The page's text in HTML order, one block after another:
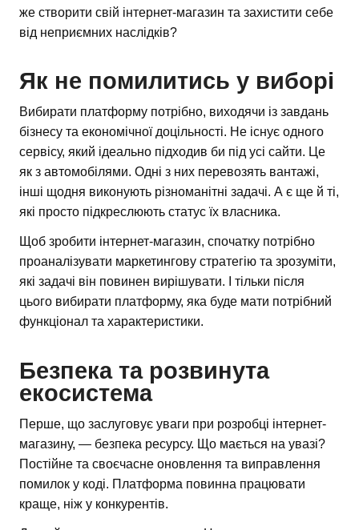
же створити свій інтернет-магазин та захистити себе
від неприємних наслідків?
Як не помилитись у виборі
Вибирати платформу потрібно, виходячи із завдань
бізнесу та економічної доцільності. Не існує одного
сервісу, який ідеально підходив би під усі сайти. Це
як з автомобілями. Одні з них перевозять вантажі,
інші щодня виконують різноманітні задачі. А є ще й ті,
які просто підкреслюють статус їх власника.
Щоб зробити інтернет-магазин, спочатку потрібно
проаналізувати маркетингову стратегію та зрозуміти,
які задачі він повинен вирішувати. І тільки після
цього вибирати платформу, яка буде мати потрібний
функціонал та характеристики.
Безпека та розвинута
екосистема
Перше, що заслуговує уваги при розробці інтернет-
магазину, — безпека ресурсу. Що мається на увазі?
Постійне та своєчасне оновлення та виправлення
помилок у коді. Платформа повинна працювати
краще, ніж у конкурентів.